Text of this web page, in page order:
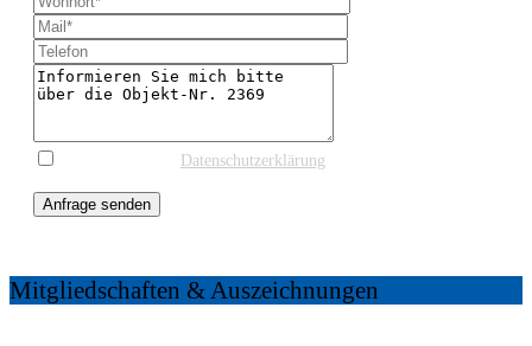
Datenschutzerklärung
Anfrage senden
Mitgliedschaften & Auszeichnungen